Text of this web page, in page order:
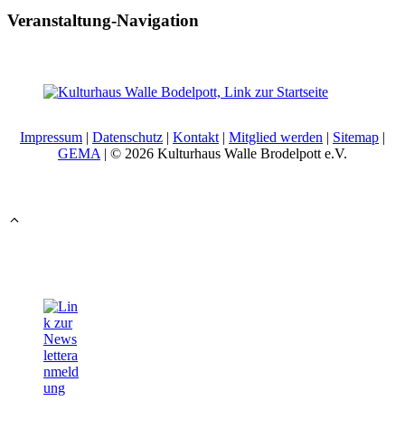
Veranstaltung-Navigation
Impressum | Datenschutz | Kontakt | Mitglied werden | Sitemap |
GEMA | © 2026 Kulturhaus Walle Brodelpott e.V.